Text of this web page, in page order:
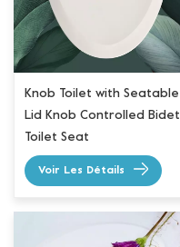
Knob Toilet with Seatable
Lid Knob Controlled Bidet
Toilet Seat
Voir Les Détails